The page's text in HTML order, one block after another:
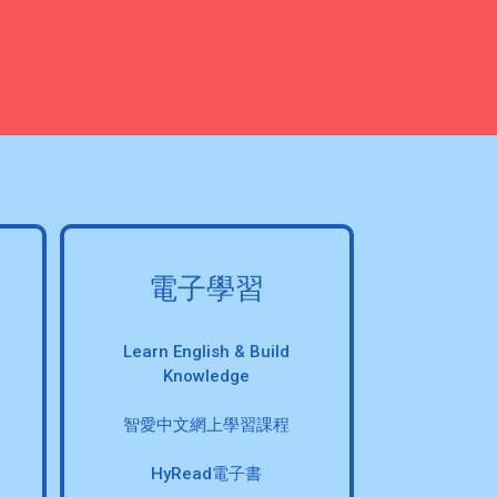
電子學習
Learn English & Build
Knowledge
智愛中文網上學習課程
HyRead電子書